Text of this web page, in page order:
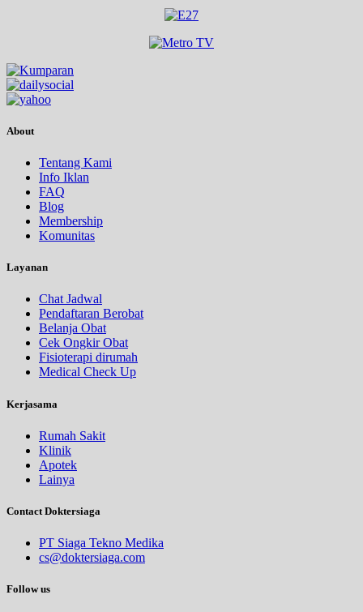
About
Tentang Kami
Info Iklan
FAQ
Blog
Membership
Komunitas
Layanan
Chat Jadwal
Pendaftaran Berobat
Belanja Obat
Cek Ongkir Obat
Fisioterapi dirumah
Medical Check Up
Kerjasama
Rumah Sakit
Klinik
Apotek
Lainya
Contact Doktersiaga
PT Siaga Tekno Medika
cs@doktersiaga.com
Follow us